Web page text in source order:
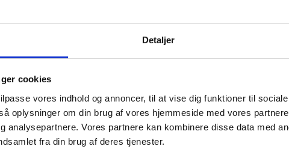
Detaljer
cookies
vores indhold og annoncer, til at vise dig funktioner til
oplysninger om din brug af vores hjemmeside med vores
analysepartnere. Vores partnere kan kombinere disse data med
fra din brug af deres tjenester.